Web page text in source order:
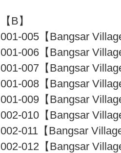
【B】
001-005【Bangsar
001-006【Bangsar
001-007【Bangsar
001-008【Bangsar
001-009【Bangsar
002-010【Bangsar
002-011【Bangsar
002-012【Bangsar